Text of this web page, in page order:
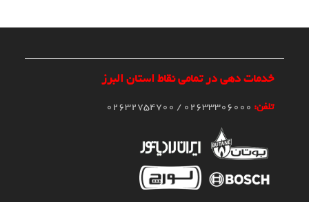
خدمات دهی در تمامی نقاط استان البرز
تلفن: